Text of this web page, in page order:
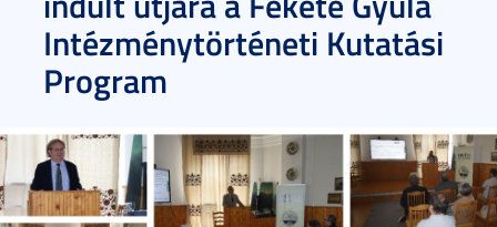
Intézménytörténeti Kutatási
Program